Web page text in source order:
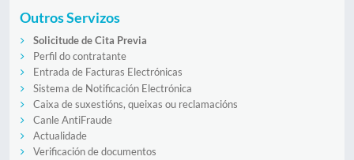
Outros Servizos
Solicitude de Cita Previa
Perfil do contratante
Entrada de Facturas Electrónicas
Sistema de Notificación Electrónica
Caixa de suxestións, queixas ou reclamacións
Canle AntiFraude
Actualidade
Verificación de documentos